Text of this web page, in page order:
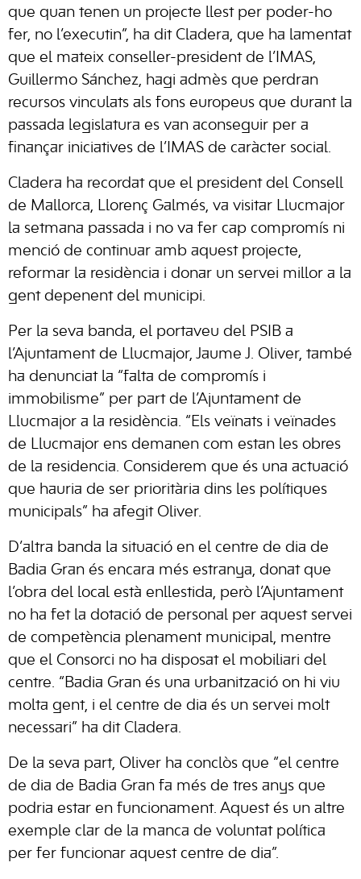
que quan tenen un projecte llest per poder-ho
fer, no l’executin”, ha dit Cladera, que ha lamentat
que el mateix conseller-president de l’IMAS,
Guillermo Sánchez, hagi admès que perdran
recursos vinculats als fons europeus que durant la
passada legislatura es van aconseguir per a
finançar iniciatives de l’IMAS de caràcter social.
Cladera ha recordat que el president del Consell
de Mallorca, Llorenç Galmés, va visitar Llucmajor
la setmana passada i no va fer cap compromís ni
menció de continuar amb aquest projecte,
reformar la residència i donar un servei millor a la
gent depenent del municipi.
Per la seva banda, el portaveu del PSIB a
l’Ajuntament de Llucmajor, Jaume J. Oliver, també
ha denunciat la “falta de compromís i
immobilisme” per part de l’Ajuntament de
Llucmajor a la residència. “Els veïnats i veïnades
de Llucmajor ens demanen com estan les obres
de la residencia. Considerem que és una actuació
que hauria de ser prioritària dins les polítiques
municipals” ha afegit Oliver.
D’altra banda la situació en el centre de dia de
Badia Gran és encara més estranya, donat que
l’obra del local està enllestida, però l’Ajuntament
no ha fet la dotació de personal per aquest servei
de competència plenament municipal, mentre
que el Consorci no ha disposat el mobiliari del
centre. “Badia Gran és una urbanització on hi viu
molta gent, i el centre de dia és un servei molt
necessari” ha dit Cladera.
De la seva part, Oliver ha conclòs que “el centre
de dia de Badia Gran fa més de tres anys que
podria estar en funcionament. Aquest és un altre
exemple clar de la manca de voluntat política
per fer funcionar aquest centre de dia”.